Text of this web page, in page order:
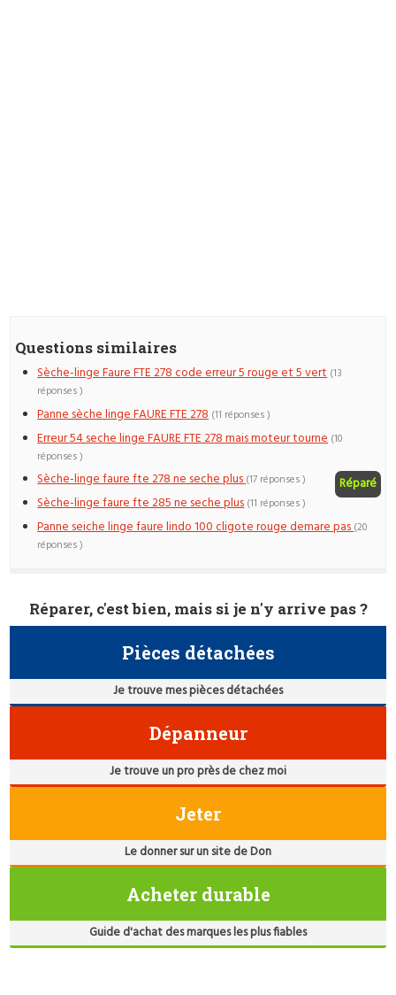
Questions similaires
Sèche-linge Faure FTE 278 code erreur 5 rouge et 5 vert (13
réponses )
Panne sèche linge FAURE FTE 278 (11 réponses )
Erreur 54 seche linge FAURE FTE 278 mais moteur tourne (10
réponses )
Sèche-linge faure fte 278 ne seche plus Réparé
(17 réponses )
Sèche-linge faure fte 285 ne seche plus (11 réponses )
Panne seiche linge faure lindo 100 cligote rouge demare pas(20
réponses )
Réparer, c'est bien, mais si je n'y arrive pas ?
Pièces détachées
Je trouve mes pièces détachées
Dépanneur
Je trouve un pro près de chez moi
Jeter
Le donner sur un site de Don
Acheter durable
Guide d'achat des marques les plus fiables